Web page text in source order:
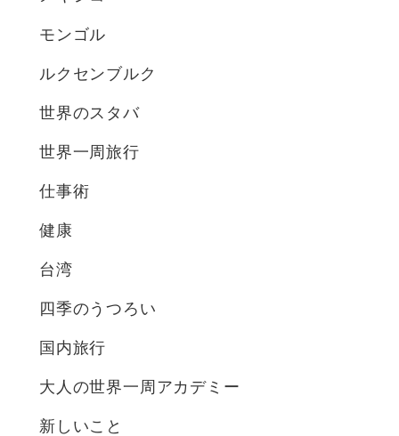
モンゴル
ルクセンブルク
世界のスタバ
世界一周旅行
仕事術
健康
台湾
四季のうつろい
国内旅行
大人の世界一周アカデミー
新しいこと